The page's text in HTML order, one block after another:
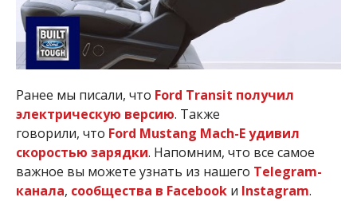
Ранее мы писали, что Ford Transit получил
электрическую версию. Также
говорили, что Ford Mustang Mach-E удивил
скоростью зарядки. Напомним, что все самое
важное вы можете узнать из нашего Telegram-
канала, сообщества в Facebookи Instagram.